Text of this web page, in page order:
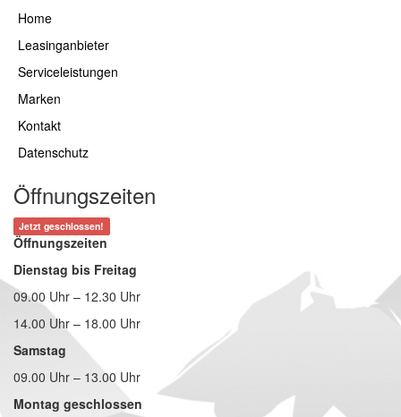
Home
Leasinganbieter
Serviceleistungen
Marken
Kontakt
Datenschutz
Öffnungszeiten
Jetzt geschlossen!
Öffnungszeiten
Dienstag bis Freitag
09.00 Uhr – 12.30 Uhr
14.00 Uhr – 18.00 Uhr
Samstag
09.00 Uhr – 13.00 Uhr
Montag geschlossen